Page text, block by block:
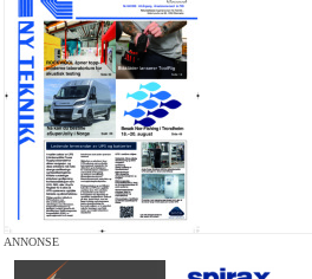
ANNONSE